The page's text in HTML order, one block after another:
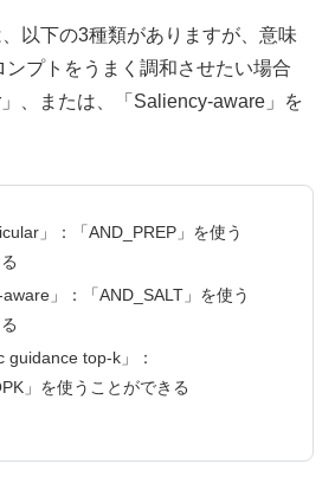
、以下の3種類がありますが、意味
プトをうまく調和させたい場合
、または、「Saliency-aware」を
」：「AND_PREP」を使う
aware」：「AND_SALT」を使う
guidance top-k」：
」を使うことができる